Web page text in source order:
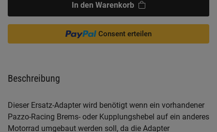
In den Warenkorb
Consent erteilen
Beschreibung
Dieser Ersatz-Adapter wird benötigt wenn ein vorhandener
Pazzo-Racing Brems- oder Kupplungshebel auf ein anderes
Motorrad umgebaut werden soll, da die Adapter